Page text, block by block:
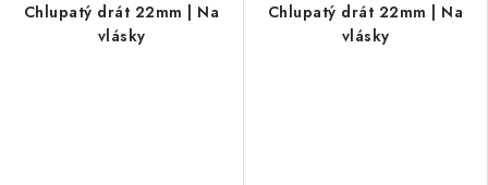
Chlupatý drát 22mm | Na
vlásky
Chlupatý drát 22mm | Na
vlásky